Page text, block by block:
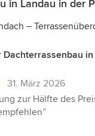
in Landau in der
–
Dachterrassenbau
31. März 2026
zur Hälfte des